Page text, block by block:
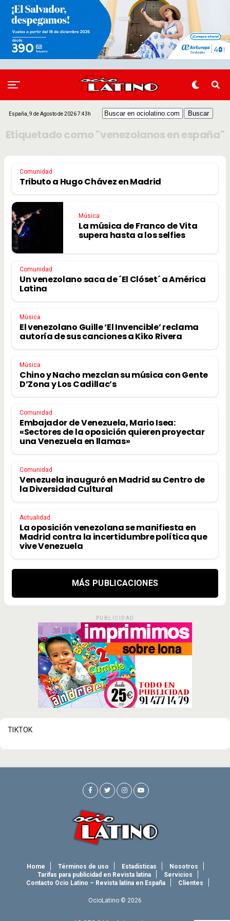
España, 9 de Agosto de 2026 7:43h
Etiquetado como "venezolanos en españa"
Comunidad
Tributo a Hugo Chávez en Madrid
Música
La música de Franco de Vita
supera hasta a los selfies
Comunidad
Un venezolano saca de ´El Clóset´ a América
Latina
Música
El venezolano Guille ‘El Invencible’ reclama
autoría de sus canciones a Kiko Rivera
Música
Chino y Nacho mezclan su música con Gente
D’Zona y Los Cadillac’s
Comunidad
Embajador de Venezuela, Mario Isea:
«Sectores de la oposición quieren proyectar
una Venezuela en llamas»
Comunidad
Venezuela inauguró en Madrid su Centro de
la Diversidad Cultural
Actualidad
La oposición venezolana se manifiesta en
Madrid contra la incertidumbre política que
vive Venezuela
MÁS PUBLICACIONES
PUBLICIDAD
TIKTOK
Home Términos de uso Estadísticas
Nosotros
Tarifas para publicidad en Revista latina
Servicios
Contacto Ocio Latino – Revista latina en España
Clientes
OcioLatino © 2026